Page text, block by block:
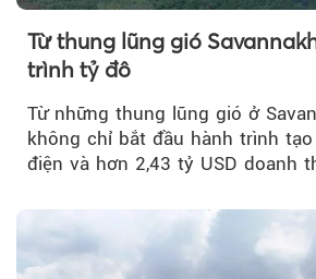
Từ thung lũng gió
trình tỷ đô
Từ những thung lũng gió ở
không chỉ bắt đầu hành trình
điện và hơn 2,43 tỷ USD doanh